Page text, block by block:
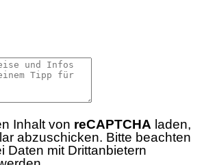
Inhalt von reCAPTCHA laden,
abzuschicken. Bitte beachten
Daten mit Drittanbietern